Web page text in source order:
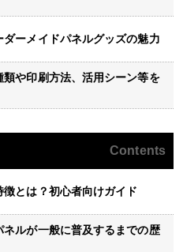
ーメイドパネルグッズの魅力
や印刷方法、活用シーン等を
Contents
とは？初心者向けガイド
ルが一般に普及するまでの歴